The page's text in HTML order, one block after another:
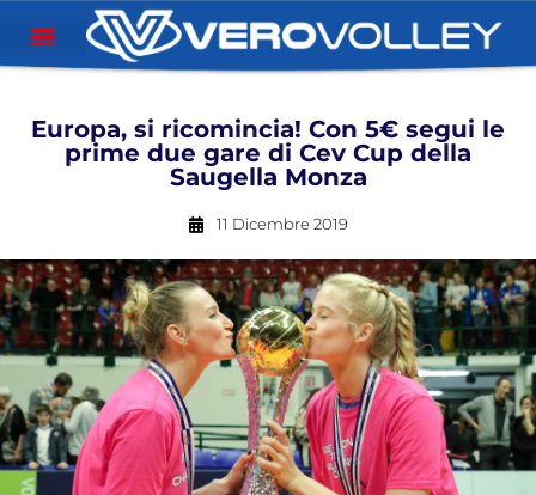
Europa, si ricomincia! Con 5€ segui le
prime due gare di Cev Cup della
Saugella Monza
11 Dicembre 2019